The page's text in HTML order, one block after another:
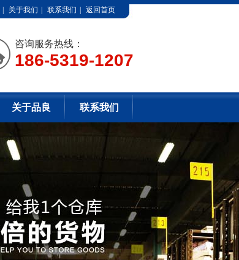
关于我们 联系我们 返回首页
咨询服务热线：
186-5319-1207
关于品良 联系我们